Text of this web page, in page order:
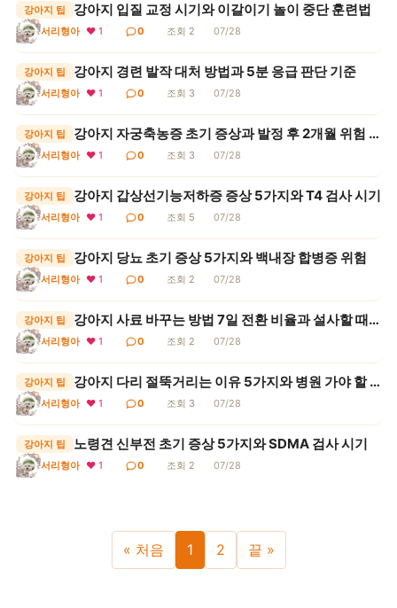
강아지 팁 강아지 입질 교정 시기와 이갈이기 놀이 중단 훈련법
서리형아 ❤ 1 0 조회 2 07/28
강아지 팁 강아지 경련 발작 대처 방법과 5분 응급 판단 기준
서리형아 ❤ 1 0 조회 3 07/28
강아지 팁 강아지 자궁축농증 초기 증상과 발정 후 2개월 위험 구간
서리형아 ❤ 1 0 조회 3 07/28
강아지 팁 강아지 갑상선기능저하증 증상 5가지와 T4 검사 시기
서리형아 ❤ 1 0 조회 5 07/28
강아지 팁 강아지 당뇨 초기 증상 5가지와 백내장 합병증 위험
서리형아 ❤ 1 0 조회 2 07/28
강아지 팁 강아지 사료 바꾸는 방법 7일 전환 비율과 설사할 때 대처
서리형아 ❤ 1 0 조회 2 07/28
강아지 팁 강아지 다리 절뚝거리는 이유 5가지와 병원 가야 할 신호
서리형아 ❤ 1 0 조회 3 07/28
강아지 팁 노령견 신부전 초기 증상 5가지와 SDMA 검사 시기
서리형아 ❤ 1 0 조회 2 07/28
« 처음 1 2 끝 »